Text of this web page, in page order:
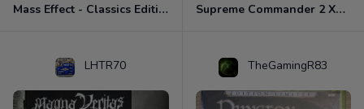
Mass Effect - Classics Edition Xbox 360 Supreme Commander 2 Xbox 360
LHTR70 TheGamingR83